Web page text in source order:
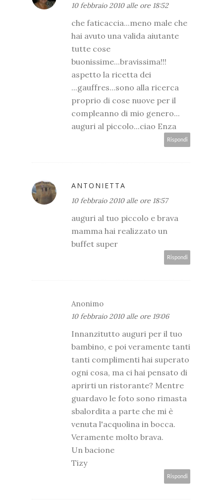
10 febbraio 2010 alle ore 18:52
che faticaccia...meno male che
hai avuto una valida aiutante
tutte cose
buonissime...bravissima!!!
aspetto la ricetta dei
...gauffres...sono alla ricerca
proprio di cose nuove per il
compleanno di mio genero...
auguri al piccolo...ciao Enza
Rispondi
ANTONIETTA
10 febbraio 2010 alle ore 18:57
auguri al tuo piccolo e brava
mamma hai realizzato un
buffet super
Rispondi
Anonimo
10 febbraio 2010 alle ore 19:06
Innanzitutto auguri per il tuo
bambino, e poi veramente tanti
tanti complimenti hai superato
ogni cosa, ma ci hai pensato di
aprirti un ristorante? Mentre
guardavo le foto sono rimasta
sbalordita a parte che mi è
venuta l'acquolina in bocca.
Veramente molto brava.
Un bacione
Tizy
Rispondi